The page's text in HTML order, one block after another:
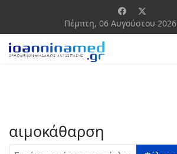
Πέμπτη, 06 Αυγούστου 2026
αιμοκάθαρση
Εισάγετε μέρος του τίτλου.